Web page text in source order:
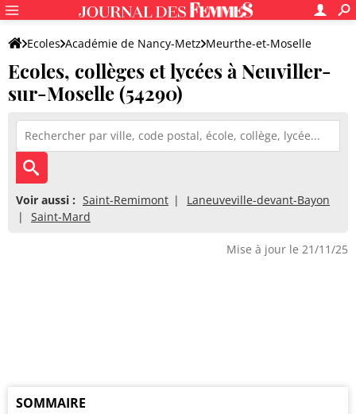
Ecoles Académie de Nancy-Metz Meurthe-et-Moselle
Ecoles, collèges et lycées à Neuviller-
sur-Moselle (54290)
Voir aussi : Saint-Remimont
Laneuveville-devant-Bayon
Saint-Mard
Mise à jour le 21/11/25
SOMMAIRE